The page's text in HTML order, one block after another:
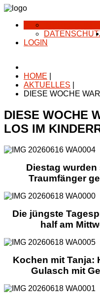
LOGIN
HOME
AKTUELLES
DIESE WOCHE
DIESE WOCHE
LOS IM
Diestag wurden
Traumfänger
Die jüngste
half am
Kochen mit Tanja:
Gulasch mit